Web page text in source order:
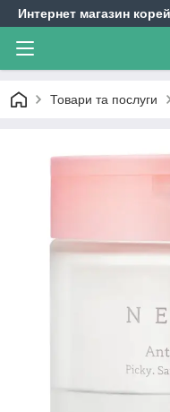
Интернет магазин
Товари та послуги